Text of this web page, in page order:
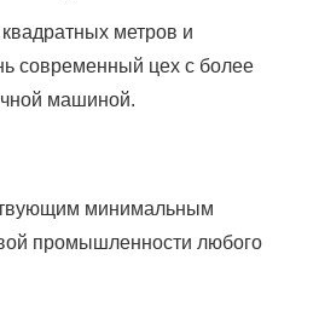
метров и
современный цех с более
машиной.
минимальным
промышленности любого